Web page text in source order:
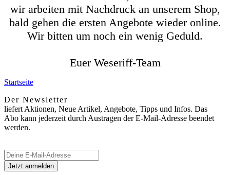
wir arbeiten mit Nachdruck an unserem Shop,
bald gehen die ersten Angebote wieder online.
Wir bitten um noch ein wenig Geduld.
Euer Weseriff-Team
Startseite
Der Newsletter
liefert Aktionen, Neue Artikel, Angebote, Tipps und Infos. Das
Abo kann jederzeit durch Austragen der E-Mail-Adresse beendet
werden.